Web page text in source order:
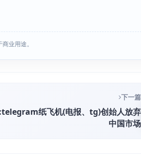
业用途。
下一篇
纸飞机(电报、tg)创始人放弃
中国市场